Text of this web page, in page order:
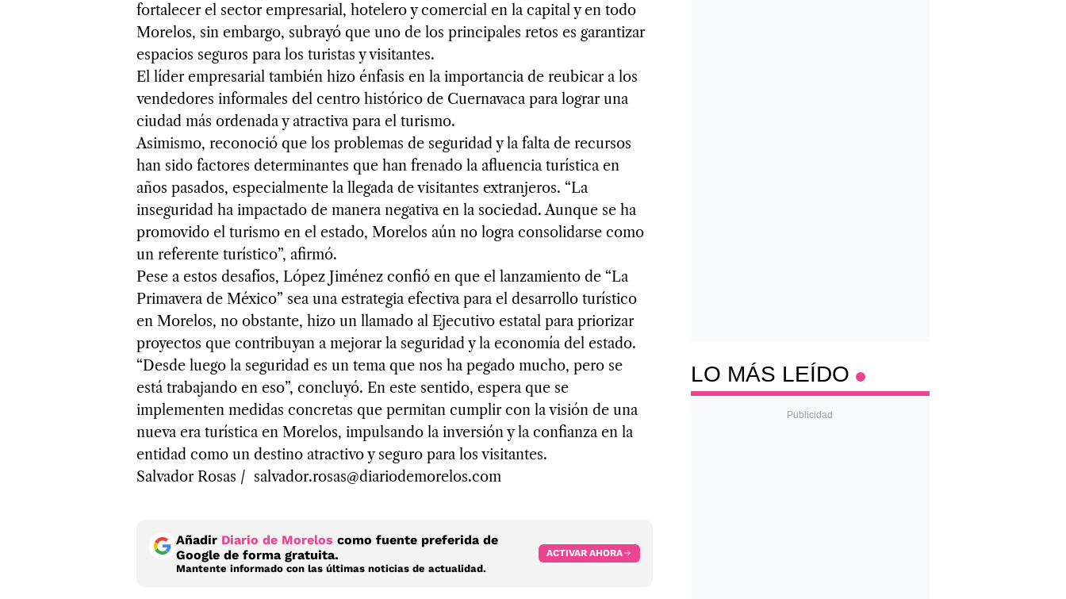
fortalecer el sector empresarial, hotelero y comercial en la capital y en todo
Morelos, sin embargo, subrayó que uno de los principales retos es garantizar
espacios seguros para los turistas y visitantes.
El líder empresarial también hizo énfasis en la importancia de reubicar a los
vendedores informales del centro histórico de Cuernavaca para lograr una
ciudad más ordenada y atractiva para el turismo.
Asimismo, reconoció que los problemas de seguridad y la falta de recursos
han sido factores determinantes que han frenado la afluencia turística en
años pasados, especialmente la llegada de visitantes extranjeros. “La
inseguridad ha impactado de manera negativa en la sociedad. Aunque se ha
promovido el turismo en el estado, Morelos aún no logra consolidarse como
un referente turístico”, afirmó.
Pese a estos desafíos, López Jiménez confió en que el lanzamiento de “La
Primavera de México” sea una estrategia efectiva para el desarrollo turístico
en Morelos, no obstante, hizo un llamado al Ejecutivo estatal para priorizar
proyectos que contribuyan a mejorar la seguridad y la economía del estado.
“Desde luego la seguridad es un tema que nos ha pegado mucho, pero se
está trabajando en eso”, concluyó. En este sentido, espera que se
implementen medidas concretas que permitan cumplir con la visión de una
nueva era turística en Morelos, impulsando la inversión y la confianza en la
entidad como un destino atractivo y seguro para los visitantes.
Salvador Rosas / salvador.rosas@diariodemorelos.com
Añadir Diario de Morelos como fuente preferida de
Google de forma gratuita.
Mantente informado con las últimas noticias de actualidad.
ACTIVAR AHORA
LO MÁS LEÍDO